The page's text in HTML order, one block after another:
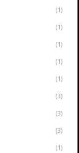
(1)
(1)
(1)
(1)
(1)
(3)
(3)
(3)
(1)